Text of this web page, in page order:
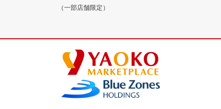
（一部店舗限定）